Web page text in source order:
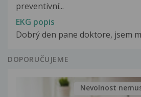
preventivní...
EKG popis
Dobrý den pane doktore, jsem
DOPORUČUJEME
Nevolnost